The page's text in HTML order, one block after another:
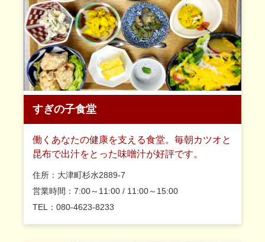
すぎの子食堂
働くあなたの健康を支える食堂。毎朝カツオと
昆布で出汁をとった味噌汁が好評です。
住所：大津町杉水2889-7
営業時間：7:00～11:00 / 11:00～15:00
TEL：080-4623-8233